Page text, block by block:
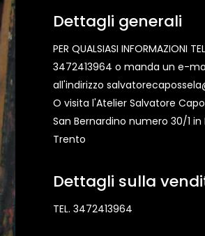
Dettagli generali
PER QUALSIASI INFORMAZIONI
3472413964 o manda un e-
all'indirizzo
O visita l'Atelier Salvatore
San Bernardino numero 30/1 in
Trento
Dettagli sulla
TEL. 3472413964